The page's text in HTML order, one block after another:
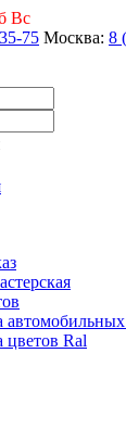
Вс
75 Москва: 8
автомобильных
цветов Ral